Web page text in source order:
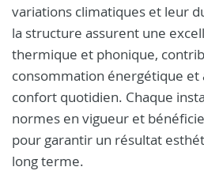
variations climatiques et leur
la structure assurent une
thermique et phonique,
consommation énergétique
confort quotidien. Chaque
normes en vigueur et
pour garantir un résultat
long terme.